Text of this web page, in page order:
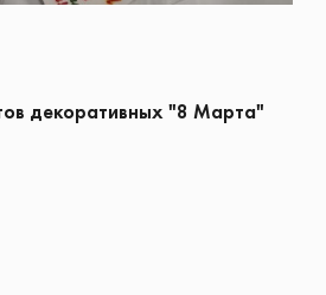
декоративных "8 Марта"